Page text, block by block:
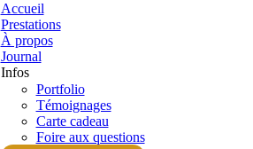
Accueil
Prestations
À propos
Journal
Infos
Portfolio
Témoignages
Carte cadeau
Foire aux questions